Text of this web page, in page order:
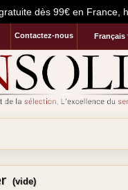
dès 99€ en France,
Français
Contactez-nous
(vide)